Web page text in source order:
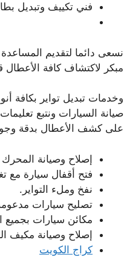
فني تكييف وتبديل
نسعى دائما لتقديم
مبكر لاكتشاف كافة الأعطال
وخدمات تبديل تواير بكافة
صيانة السيارات ونتبع
على كشف الأعطال بدقة
إصلاح وصيانة
فتح أقفال سيارة مع
نفخ وملء التواير.
تصليح سيارات
مكائن سيارات بجميع
إصلاح وصيانة مكيف
كراج الكويت